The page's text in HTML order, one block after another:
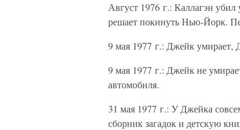
Август 1976 г.: Каллагэн
решает покинуть Нью-Йорк.
9 мая 1977 г.: Джейк умирает,
9 мая 1977 г.: Джейк не
автомобиля.
31 мая 1977 г.: У Джейка
сборник загадок и детскую